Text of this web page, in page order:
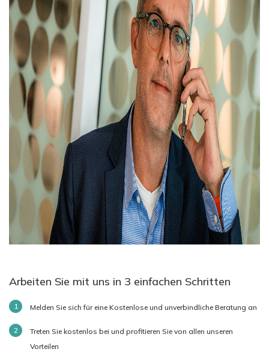
Arbeiten Sie mit uns in 3 einfachen Schritten
Melden Sie sich für eine Kostenlose und unverbindliche Beratung an
Treten Sie kostenlos bei und profitieren Sie von allen unseren
Vorteilen